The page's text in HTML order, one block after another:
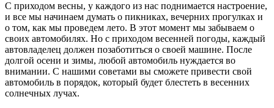
С приходом весны, у каждого из нас поднимается настроение,
и все мы начинаем думать о пикниках, вечерних прогулках и
о том, как мы проведем лето. В этот момент мы забываем о
своих автомобилях. Но с приходом весенней погоды, каждый
автовладелец должен позаботиться о своей машине. После
долгой осени и зимы, любой автомобиль нуждается во
внимании. С нашими советами вы сможете привести свой
автомобиль в порядок, который будет блестеть в весенних
солнечных лучах.